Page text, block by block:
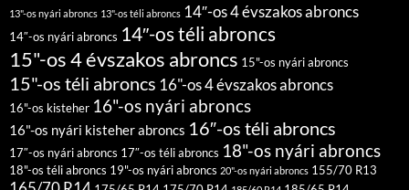
13"-os nyári abroncs 13"-os téli abroncs 14″-os 4 évszakos abroncs
14″-os nyári abroncs 14″-os téli abroncs
15"-os 4 évszakos abroncs 15"-os nyári abroncs
15"-os téli abroncs 16"-os 4 évszakos abroncs
16"-os kisteher 16"-os nyári abroncs
16"-os nyári kisteher abroncs 16″-os téli abroncs
17″-os nyári abroncs 17″-os téli abroncs 18"-os nyári abroncs
18"-os téli abroncs 19"-os nyári abroncs 20"-os nyári abroncs 155/70 R13